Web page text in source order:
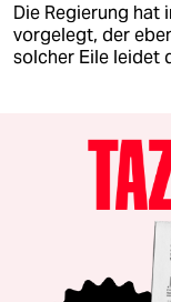
Die Regierung hat
vorgelegt, der
solcher Eile leidet